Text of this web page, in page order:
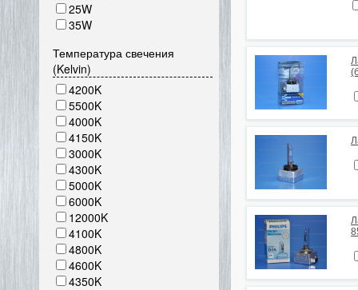
25W
35W
Температура свечения
(Kelvin)
4200K
5500K
4000K
4150K
3000K
4300K
5000K
6000K
12000K
4100K
4800K
4600K
4350K